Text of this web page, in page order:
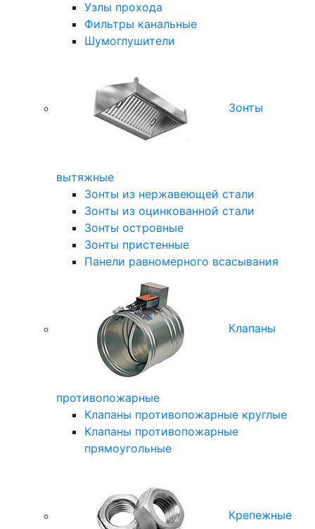
Узлы прохода
Фильтры канальные
Шумоглушители
Зонты
вытяжные
Зонты из нержавеющей стали
Зонты из оцинкованной стали
Зонты островные
Зонты пристенные
Панели равномерного всасывания
Клапаны
противопожарные
Клапаны противопожарные круглые
Клапаны противопожарные
прямоугольные
Крепежные